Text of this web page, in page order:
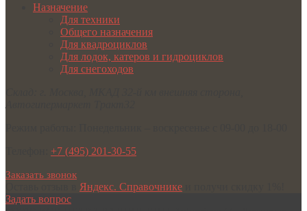
Назначение
Для техники
Общего назначения
Для квадроциклов
Для лодок, катеров и гидроциклов
Для снегоходов
+7 (495) 201-30-55
Заказать звонок
Яндекс. Справочнике
Задать вопрос